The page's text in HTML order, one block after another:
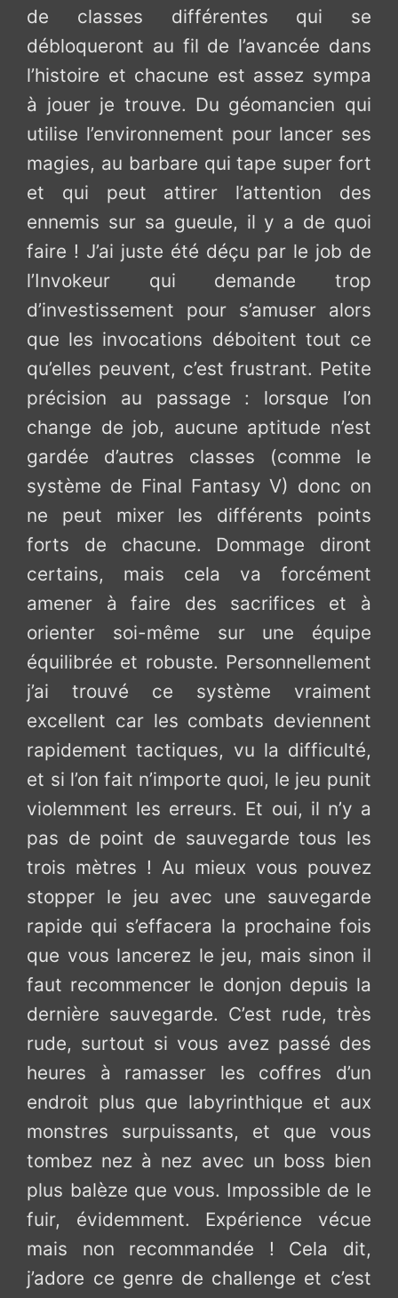
de classes différentes qui se
débloqueront au fil de l’avancée dans
l’histoire et chacune est assez sympa
à jouer je trouve. Du géomancien qui
utilise l’environnement pour lancer ses
magies, au barbare qui tape super fort
et qui peut attirer l’attention des
ennemis sur sa gueule, il y a de quoi
faire ! J’ai juste été déçu par le job de
l’Invokeur qui demande trop
d’investissement pour s’amuser alors
que les invocations déboitent tout ce
qu’elles peuvent, c’est frustrant. Petite
précision au passage : lorsque l’on
change de job, aucune aptitude n’est
gardée d’autres classes (comme le
système de Final Fantasy V) donc on
ne peut mixer les différents points
forts de chacune. Dommage diront
certains, mais cela va forcément
amener à faire des sacrifices et à
orienter soi-même sur une équipe
équilibrée et robuste. Personnellement
j’ai trouvé ce système vraiment
excellent car les combats deviennent
rapidement tactiques, vu la difficulté,
et si l’on fait n’importe quoi, le jeu punit
violemment les erreurs. Et oui, il n’y a
pas de point de sauvegarde tous les
trois mètres ! Au mieux vous pouvez
stopper le jeu avec une sauvegarde
rapide qui s’effacera la prochaine fois
que vous lancerez le jeu, mais sinon il
faut recommencer le donjon depuis la
dernière sauvegarde. C’est rude, très
rude, surtout si vous avez passé des
heures à ramasser les coffres d’un
endroit plus que labyrinthique et aux
monstres surpuissants, et que vous
tombez nez à nez avec un boss bien
plus balèze que vous. Impossible de le
fuir, évidemment. Expérience vécue
mais non recommandée ! Cela dit,
j’adore ce genre de challenge et c’est